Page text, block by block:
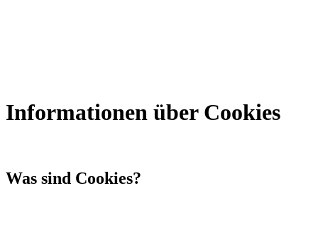
Informationen über Cookies
Was sind Cookies?